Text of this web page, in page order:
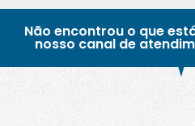
Não encontrou o que
nosso canal de